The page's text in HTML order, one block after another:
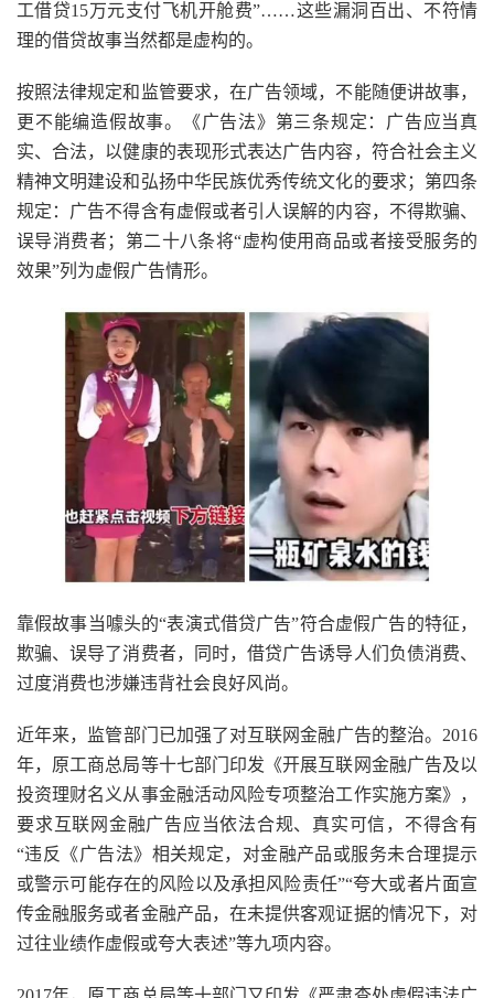
工借贷15万元支付飞机开舱费”……这些漏洞百出、不符情
理的借贷故事当然都是虚构的。
按照法律规定和监管要求，在广告领域，不能随便讲故事，
更不能编造假故事。《广告法》第三条规定：广告应当真
实、合法，以健康的表现形式表达广告内容，符合社会主义
精神文明建设和弘扬中华民族优秀传统文化的要求；第四条
规定：广告不得含有虚假或者引人误解的内容，不得欺骗、
误导消费者；第二十八条将“虚构使用商品或者接受服务的
效果”列为虚假广告情形。
靠假故事当噱头的“表演式借贷广告”符合虚假广告的特征，
欺骗、误导了消费者，同时，借贷广告诱导人们负债消费、
过度消费也涉嫌违背社会良好风尚。
近年来，监管部门已加强了对互联网金融广告的整治。2016
年，原工商总局等十七部门印发《开展互联网金融广告及以
投资理财名义从事金融活动风险专项整治工作实施方案》，
要求互联网金融广告应当依法合规、真实可信，不得含有
“违反《广告法》相关规定，对金融产品或服务未合理提示
或警示可能存在的风险以及承担风险责任”“夸大或者片面宣
传金融服务或者金融产品，在未提供客观证据的情况下，对
过往业绩作虚假或夸大表述”等九项内容。